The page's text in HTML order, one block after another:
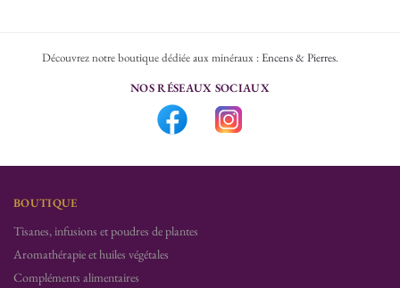
Découvrez notre boutique dédiée aux minéraux :Encens & Pierres.
NOS RÉSEAUX SOCIAUX
BOUTIQUE
Tisanes, infusions et poudres de plantes
Aromathérapie et huiles végétales
Compléments alimentaires